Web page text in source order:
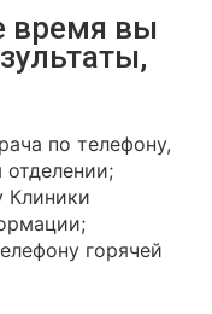
время вы
по телефону,
Клиники
горячей